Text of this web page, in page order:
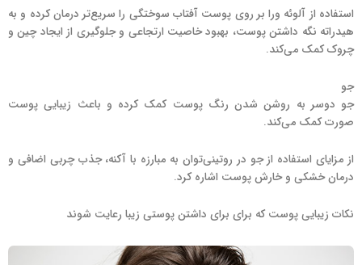
استفاده از آلوئه ورا بر روی پوست آفتاب سوختگی را سریع‌تر درمان کرده و به
هیدراته نگه داشتن پوست، بهبود خاصیت ارتجاعی و جلوگیری از ایجاد چین و
چروک کمک می‌کند.
جو
جو دوسر به روشن شدن رنگ پوست کمک کرده و باعث زیبایی پوست
صورت کمک می‌کند.
از مزایای استفاده از جو در روتینی‌توان به مبارزه با آکنه، جذب چربی اضافی و
درمان خشکی و خارش پوست اشاره کرد.
نکات زیبایی پوست که برای برای داشتن پوستی زیبا رعایت شوند